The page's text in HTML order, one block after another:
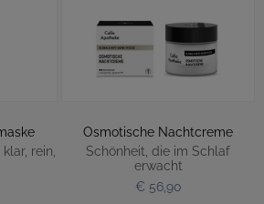
rein,
Osmotische Nachtcreme
Schönheit, die im Schlaf
erwacht
€ 56,90